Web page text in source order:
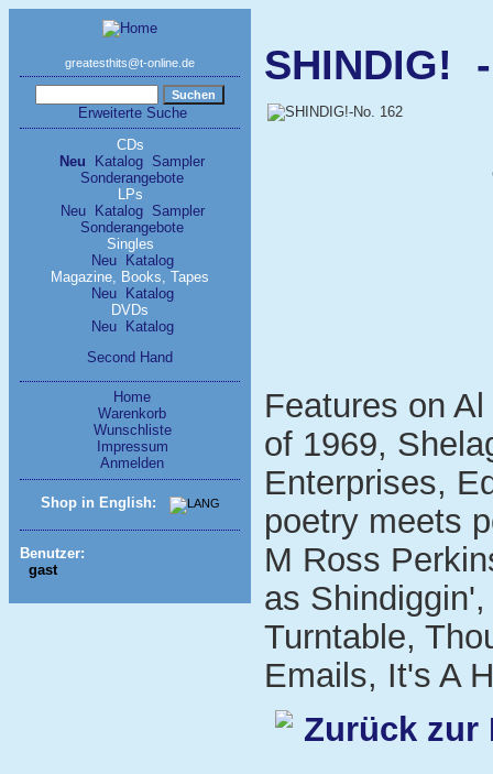
greatesthits@t-online.de
Erweiterte Suche
CDs
Neu
Katalog Sampler
Sonderangebote
LPs
Neu
Katalog
Sampler
Sonderangebote
Singles
Neu
Katalog
Magazine, Books, Tapes
Neu
Katalog
DVDs
Neu
Katalog
Second Hand
Home
Warenkorb
Wunschliste
Impressum
Anmelden
Shop in English:
Benutzer:
gast
SHINDIG!
Features on
of 1969,
Enterprises,
poetry meets
M Ross
as
Turntable,
Emails, It's A
Zurück zur